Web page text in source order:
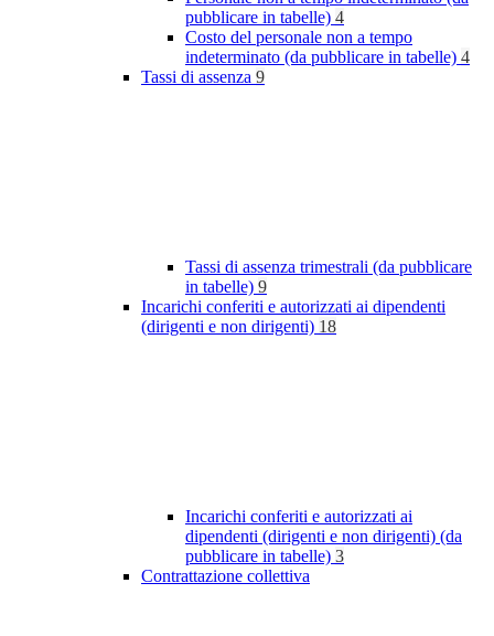
pubblicare in tabelle) 4
Costo del personale non a tempo
indeterminato (da pubblicare in tabelle) 4
Tassi di assenza 9
Tassi di assenza trimestrali (da pubblicare
in tabelle) 9
Incarichi conferiti e autorizzati ai dipendenti
(dirigenti e non dirigenti) 18
Incarichi conferiti e autorizzati ai
dipendenti (dirigenti e non dirigenti) (da
pubblicare in tabelle) 3
Contrattazione collettiva